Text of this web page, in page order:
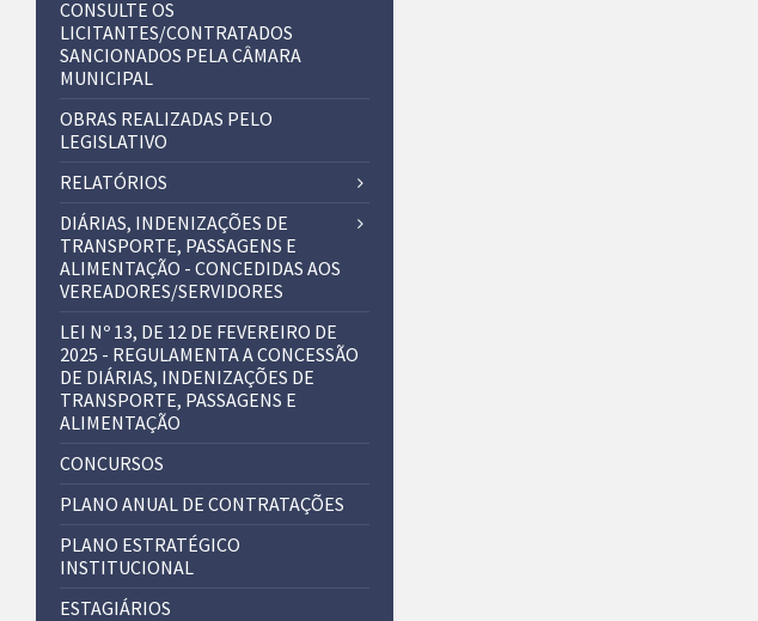
CONSULTE OS
LICITANTES/CONTRATADOS
SANCIONADOS PELA CÂMARA
MUNICIPAL
OBRAS REALIZADAS PELO
LEGISLATIVO
RELATÓRIOS
DIÁRIAS, INDENIZAÇÕES DE
TRANSPORTE, PASSAGENS E
ALIMENTAÇÃO - CONCEDIDAS AOS
VEREADORES/SERVIDORES
LEI Nº 13, DE 12 DE FEVEREIRO DE
2025 - REGULAMENTA A CONCESSÃO
DE DIÁRIAS, INDENIZAÇÕES DE
TRANSPORTE, PASSAGENS E
ALIMENTAÇÃO
CONCURSOS
PLANO ANUAL DE CONTRATAÇÕES
PLANO ESTRATÉGICO
INSTITUCIONAL
ESTAGIÁRIOS